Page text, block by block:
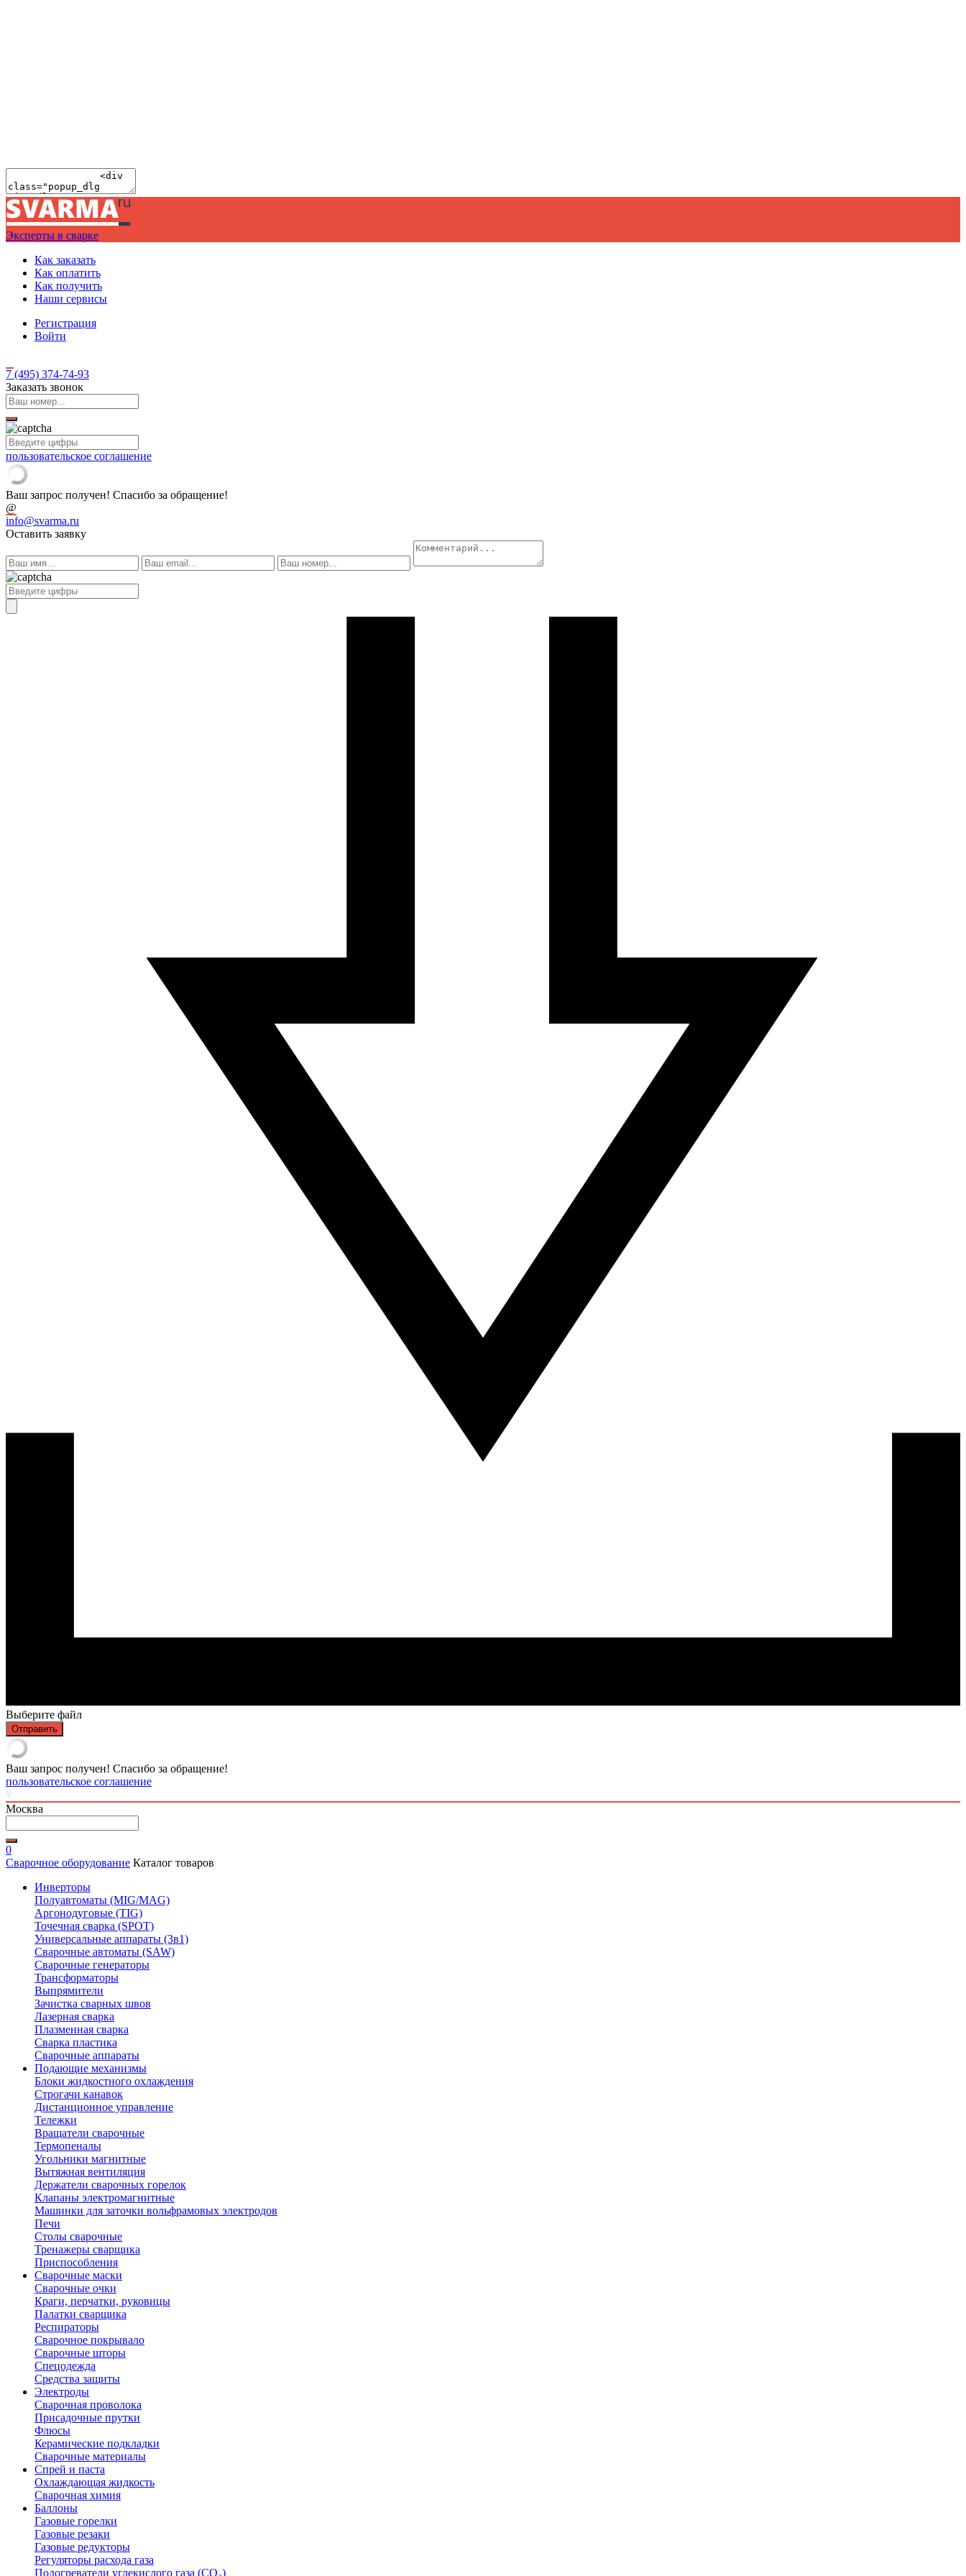
Эксперты в сварке
Как заказать
Как оплатить
Как получить
Наши сервисы
Регистрация
Войти
7 (495) 374-74-93
Заказать звонок
пользовательское соглашение
Ваш запрос получен! Спасибо за обращение!
@
info@svarma.ru
Оставить заявку
Выберите файл
Отправить
Ваш запрос получен! Спасибо за обращение!
пользовательское соглашение
Москва
0
Сварочное оборудование Каталог товаров
Инверторы
Полуавтоматы (MIG/MAG)
Аргонодуговые (TIG)
Точечная сварка (SPOT)
Универсальные аппараты (3в1)
Сварочные автоматы (SAW)
Сварочные генераторы
Трансформаторы
Выпрямители
Зачистка сварных швов
Лазерная сварка
Плазменная сварка
Сварка пластика
Сварочные аппараты
Подающие механизмы
Блоки жидкостного охлаждения
Строгачи канавок
Дистанционное управление
Тележки
Вращатели сварочные
Термопеналы
Угольники магнитные
Вытяжная вентиляция
Держатели сварочных горелок
Клапаны электромагнитные
Машинки для заточки вольфрамовых электродов
Печи
Столы сварочные
Тренажеры сварщика
Приспособления
Сварочные маски
Сварочные очки
Краги, перчатки, руковицы
Палатки сварщика
Респираторы
Сварочное покрывало
Сварочные шторы
Спецодежда
Средства защиты
Электроды
Сварочная проволока
Присадочные прутки
Флюсы
Керамические подкладки
Сварочные материалы
Спрей и паста
Охлаждающая жидкость
Сварочная химия
Баллоны
Газовые горелки
Газовые резаки
Газовые редукторы
Регуляторы расхода газа
Подогреватели углекислого газа (CO₂)